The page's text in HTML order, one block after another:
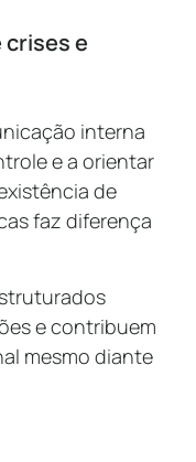
crises e
interna
e a orientar
de
faz diferença
e contribuem
mesmo diante